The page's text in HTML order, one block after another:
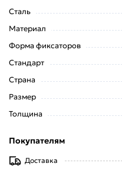
Сталь
Материал
Форма фиксаторов
Стандарт
Страна
Размер
Толщина
Покупателям
Доставка